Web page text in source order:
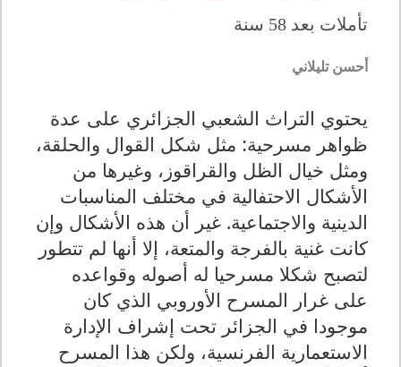
تأملات بعد 58 سنة
أحسن تليلاني
يحتوي التراث الشعبي الجزائري على عدة
ظواهر مسرحية: مثل شكل القوال والحلقة،
ومثل خيال الظل والقراقوز، وغيرها من
الأشكال الاحتفالية في مختلف المناسبات
الدينية والاجتماعية. غير أن هذه الأشكال وإن
كانت غنية بالفرجة والمتعة، إلا أنها لم تتطور
لتصبح شكلا مسرحيا له أصوله وقواعده
على غرار المسرح الأوروبي الذي كان
موجودا في الجزائر تحت إشراف الإدارة
الاستعمارية الفرنسية، ولكن هذا المسرح